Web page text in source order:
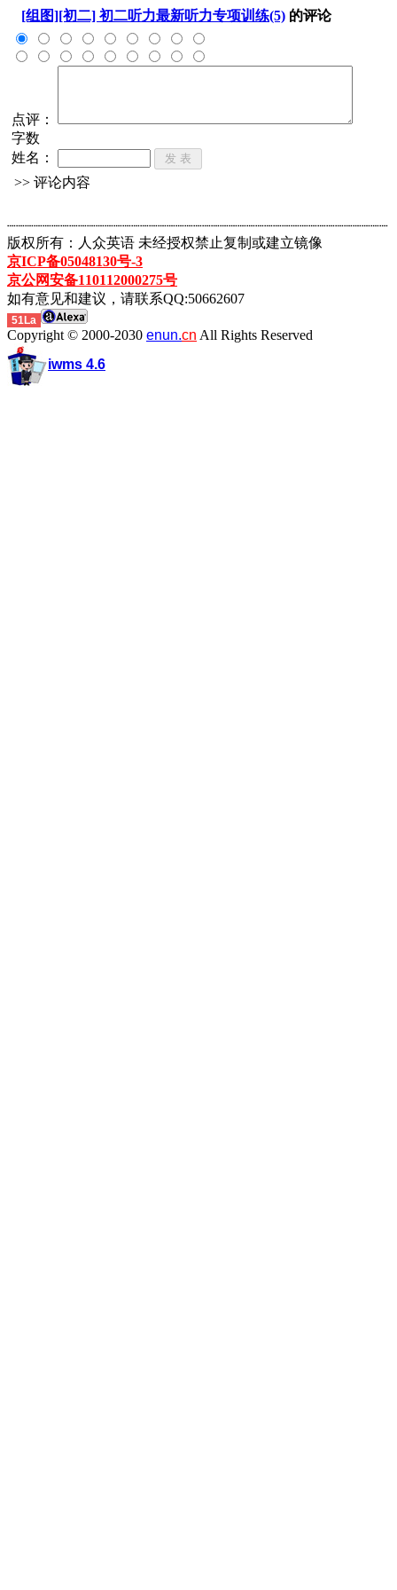
[组图][初二] 初二听力最新听力专项训练(5) 的评论
点评：
字数
姓名：
>> 评论内容
┈┈┈┈┈┈┈┈┈┈┈┈┈┈┈┈┈┈┈┈┈┈┈┈┈┈┈┈┈┈┈┈┈┈┈┈┈┈┈┈┈┈┈
版权所有：人众英语 未经授权禁止复制或建立镜像
京ICP备05048130号-3
京公网安备110112000275号
如有意见和建议，请联系QQ:50662607
51La
Copyright © 2000-2030 enun.cn All Rights Reserved
iwms 4.6